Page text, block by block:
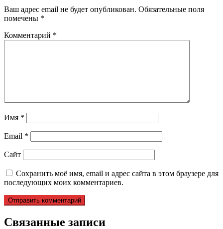
Ваш адрес email не будет опубликован. Обязательные поля
помечены *
Комментарий *
Имя *
Email *
Сайт
Сохранить моё имя, email и адрес сайта в этом браузере для
последующих моих комментариев.
Связанные записи